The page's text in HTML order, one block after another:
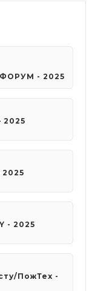
- 2025
2025
2025
- 2025
ПожТех -